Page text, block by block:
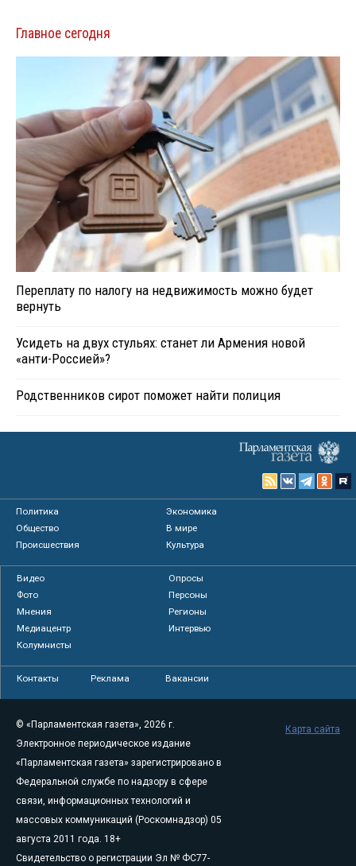
Главное сегодня
Переплату по налогу на недвижимость можно будет
вернуть
Усидеть на двух стульях: станет ли Армения новой
«анти-Россией»?
Родственников сирот поможет найти полиция
Политика
Экономика
Общество
В мире
Происшествия
Культура
Видео
Опросы
Фото
Персоны
Мнения
Регионы
Медиацентр
Интервью
Колумнисты
Контакты Реклама Вакансии
© «Парламентская газета», 2026 г.
Электронное периодическое издание
«Парламентская газета» зарегистрировано в
Федеральной службе по надзору в сфере
связи, информационных технологий и
массовых коммуникаций (Роскомнадзор) 05
августа 2011 года. 18+
Свидетельство о регистрации Эл № ФС77-
Карта сайта